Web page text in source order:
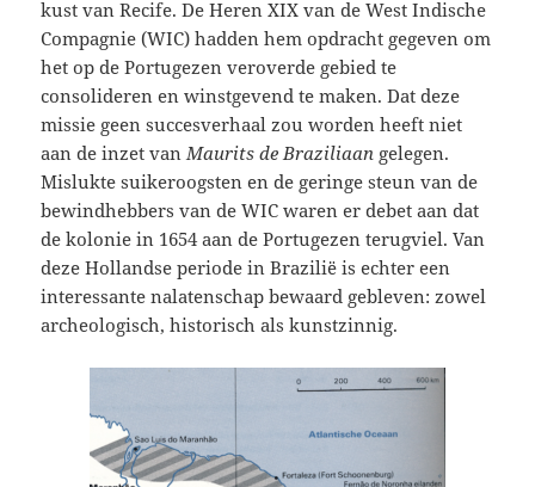
kust van Recife. De Heren XIX van de West Indische
Compagnie (WIC) hadden hem opdracht gegeven om
het op de Portugezen veroverde gebied te
consolideren en winstgevend te maken. Dat deze
missie geen succesverhaal zou worden heeft niet
aan de inzet van Maurits de Braziliaan gelegen.
Mislukte suikeroogsten en de geringe steun van de
bewindhebbers van de WIC waren er debet aan dat
de kolonie in 1654 aan de Portugezen terugviel. Van
deze Hollandse periode in Brazilië is echter een
interessante nalatenschap bewaard gebleven: zowel
archeologisch, historisch als kunstzinnig.